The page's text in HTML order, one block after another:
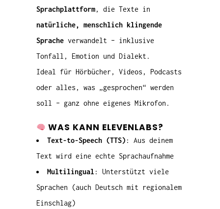
Sprachplattform, die Texte in
natürliche, menschlich klingende
Sprache verwandelt – inklusive
Tonfall, Emotion und Dialekt.
Ideal für Hörbücher, Videos, Podcasts
oder alles, was „gesprochen“ werden
soll – ganz ohne eigenes Mikrofon.
WAS KANN ELEVENLABS?
Text-to-Speech (TTS) : Aus deinem
Text wird eine echte Sprachaufnahme
Multilingual : Unterstützt viele
Sprachen (auch Deutsch mit regionalem
Einschlag)